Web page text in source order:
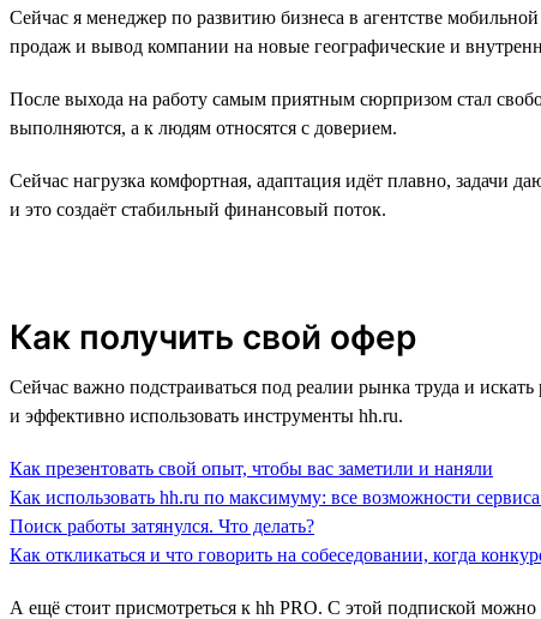
Сейчас я менеджер по развитию бизнеса в агентстве
продаж и вывод компании на новые географические и
После выхода на работу самым приятным сюрпризом стал
выполняются, а к людям относятся с доверием.
Сейчас нагрузка комфортная, адаптация идёт плавно, задачи
и это создаёт стабильный финансовый поток.
Как получить свой офер
Сейчас важно подстраиваться под реалии рынка труда и
и эффективно использовать инструменты hh.ru.
Как презентовать свой опыт, чтобы вас заметили и наняли
Как использовать hh.ru по максимуму: все возможности сервиса
Поиск работы затянулся. Что делать?
Как откликаться и что говорить на собеседовании, когда
А ещё стоит присмотреться к hh PRO. С этой подпиской